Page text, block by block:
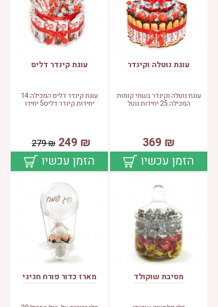
עוגת נוטלה וקינדר
עוגת נוטלה וקינדר בשתי קומות
המכילה:25 יחידות נוטל
₪
369
הזמן עכשיו
עוגת קינדר דליס
עוגת קינדר דליס המכילה:14
יחידות קינדר דליס5 יחידו
₪
249
₪
279
הזמן עכשיו
מסיבת שוקולד מארז כדור פורח חגיגי